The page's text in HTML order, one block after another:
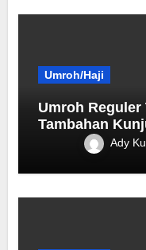
Umroh/Haji
Umroh Reguler
Tambahan
Ady